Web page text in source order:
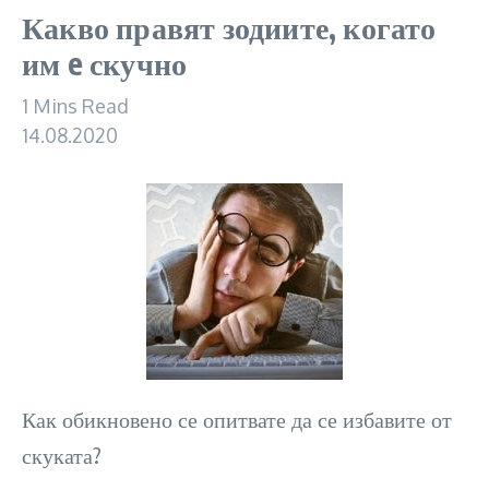
Какво правят зодиите, когато
им e скучно
1 Mins Read
14.08.2020
Как обикновено се опитвате да се избавите от
скуката?